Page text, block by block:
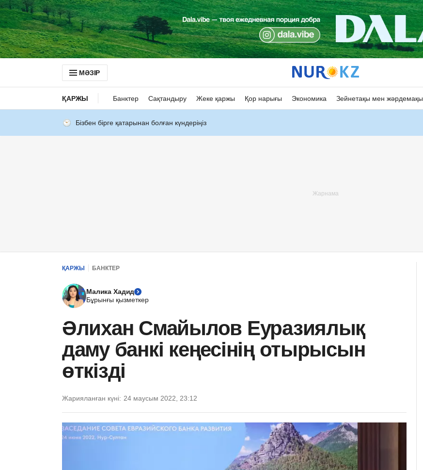
МӘЗІР
ҚАРЖЫ Банктер Сақтандыру Жеке қаржы Қор нарығы Экономика Зейнетақы мен жәрдемақы
Бізбен бірге қатарынан болған күндеріңіз
ҚАРЖЫ БАНКТЕР
Малика Хадид
Бұрынғы қызметкер
Әлихан Смайылов Еуразиялық
даму банкі кеңесінің отырысын
өткізді
Жарияланған күні: 24 маусым 2022, 23:12